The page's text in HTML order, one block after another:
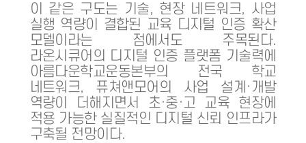
이 같은 구도는 기술, 현장 네트워크, 사업
실행 역량이 결합된 교육 디지털 인증 확산
모델이라는 점에서도 주목된다.
라온시큐어의 디지털 인증 플랫폼 기술력에
아름다운학교운동본부의 전국 학교
네트워크, 퓨쳐앤모어의 사업 설계·개발
역량이 더해지면서 초·중·고 교육 현장에
적용 가능한 실질적인 디지털 신뢰 인프라가
구축될 전망이다.